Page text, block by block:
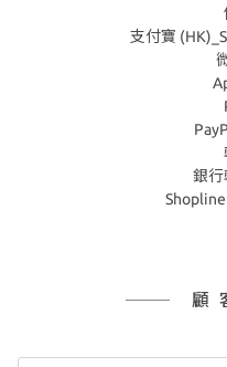
支付寶
銀行
顧